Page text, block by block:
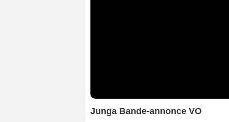
Junga Bande-annonce VO